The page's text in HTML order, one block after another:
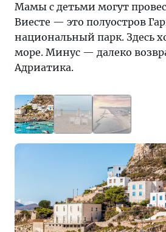
Мамы с детьми могут
Виесте — это полуостров
национальный парк. Здесь
море. Минус — далеко
Адриатика.